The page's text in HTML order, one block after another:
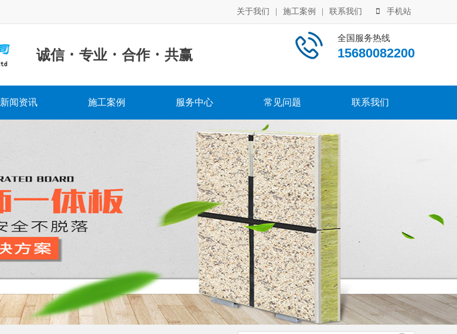
关于我们 施工案例 联系我们 手机站
诚信 · 专业 · 合作 · 共赢
全国服务热线
15680082200
新闻资讯 施工案例 服务中心 常见问题 联系我们